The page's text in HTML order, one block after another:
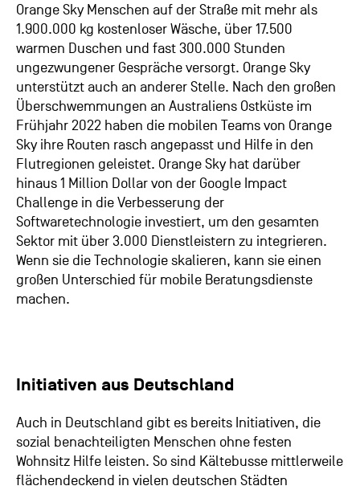
Orange Sky Menschen auf der Straße mit mehr als
1.900.000 kg kostenloser Wäsche, über 17.500
warmen Duschen und fast 300.000 Stunden
ungezwungener Gespräche versorgt. Orange Sky
unterstützt auch an anderer Stelle. Nach den großen
Überschwemmungen an Australiens Ostküste im
Frühjahr 2022 haben die mobilen Teams von Orange
Sky ihre Routen rasch angepasst und Hilfe in den
Flutregionen geleistet. Orange Sky hat darüber
hinaus 1 Million Dollar von der Google Impact
Challenge in die Verbesserung der
Softwaretechnologie investiert, um den gesamten
Sektor mit über 3.000 Dienstleistern zu integrieren.
Wenn sie die Technologie skalieren, kann sie einen
großen Unterschied für mobile Beratungsdienste
machen.
Initiativen aus Deutschland
Auch in Deutschland gibt es bereits Initiativen, die
sozial benachteiligten Menschen ohne festen
Wohnsitz Hilfe leisten. So sind Kältebusse mittlerweile
flächendeckend in vielen deutschen Städten